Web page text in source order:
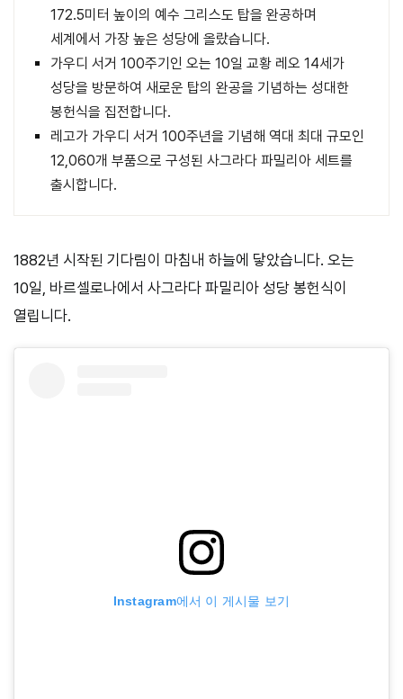
172.5미터 높이의 예수 그리스도 탑을 완공하며
세계에서 가장 높은 성당에 올랐습니다.
가우디 서거 100주기인 오는 10일 교황 레오 14세가
성당을 방문하여 새로운 탑의 완공을 기념하는 성대한
봉헌식을 집전합니다.
레고가 가우디 서거 100주년을 기념해 역대 최대 규모인
12,060개 부품으로 구성된 사그라다 파밀리아 세트를
출시합니다.
1882년 시작된 기다림이 마침내 하늘에 닿았습니다. 오는
10일, 바르셀로나에서 사그라다 파밀리아 성당 봉헌식이
열립니다.
Instagram에서 이 게시물 보기